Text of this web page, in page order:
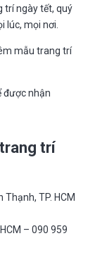
trí ngày tết, quý
lúc, mọi nơi.
mẫu trang trí
được nhận
trí
Thạnh, TP. HCM
– 090 959